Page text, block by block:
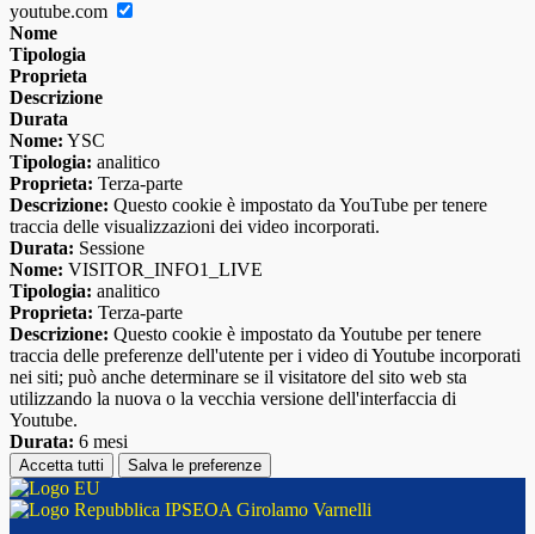
youtube.com
Nome
Tipologia
Proprieta
Descrizione
Durata
Nome: YSC
Tipologia: analitico
Proprieta: Terza-parte
Descrizione: Questo cookie è impostato da YouTube per tenere
traccia delle visualizzazioni dei video incorporati.
Durata: Sessione
Nome: VISITOR_INFO1_LIVE
Tipologia: analitico
Proprieta: Terza-parte
Descrizione: Questo cookie è impostato da Youtube per tenere
traccia delle preferenze dell'utente per i video di Youtube incorporati
nei siti; può anche determinare se il visitatore del sito web sta
utilizzando la nuova o la vecchia versione dell'interfaccia di
Youtube.
Durata: 6 mesi
Accetta tutti Salva le preferenze
IPSEOA Girolamo Varnelli